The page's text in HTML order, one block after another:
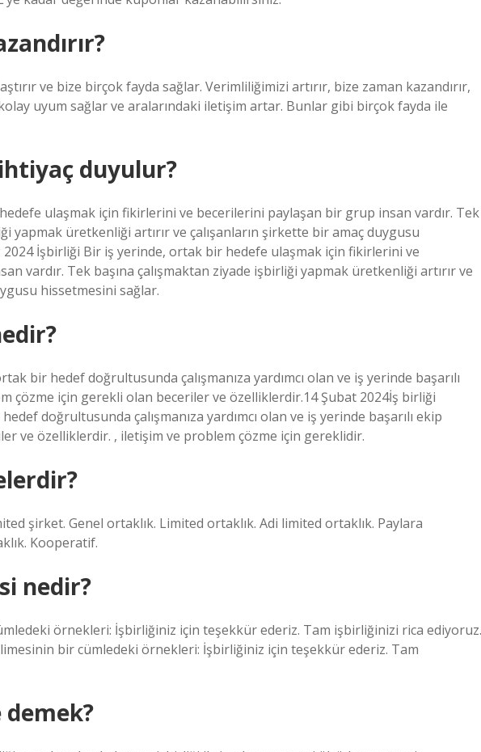
ve bize birçok fayda sağlar. Verimliliğimizi artırır, bize zaman kazandırır,
uyum sağlar ve aralarındaki iletişim artar. Bunlar gibi birçok fayda ile
duyulur?
ulaşmak için fikirlerini ve becerilerini paylaşan bir grup insan vardır. Tek
yapmak üretkenliği artırır ve çalışanların şirkette bir amaç duygusu
İşbirliği Bir iş yerinde, ortak bir hedefe ulaşmak için fikirlerini ve
vardır. Tek başına çalışmaktan ziyade işbirliği yapmak üretkenliği artırır ve
hissetmesini sağlar.
bir hedef doğrultusunda çalışmanıza yardımcı olan ve iş yerinde başarılı
çözme için gerekli olan beceriler ve özelliklerdir.14 Şubat 2024İş birliği
doğrultusunda çalışmanıza yardımcı olan ve iş yerinde başarılı ekip
ve özelliklerdir. , iletişim ve problem çözme için gereklidir.
şirket. Genel ortaklık. Limited ortaklık. Adi limited ortaklık. Paylara
Kooperatif.
nedir?
örnekleri: İşbirliğiniz için teşekkür ederiz. Tam işbirliğinizi rica ediyoruz.
bir cümledeki örnekleri: İşbirliğiniz için teşekkür ederiz. Tam
demek?